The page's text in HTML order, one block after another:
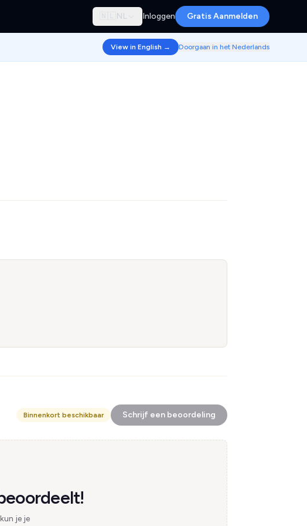
🇳🇱 NL Inloggen Gratis Aanmelden
View in English → Doorgaan in het Nederlands
Binnenkort beschikbaar Schrijf een beoordeling
je je